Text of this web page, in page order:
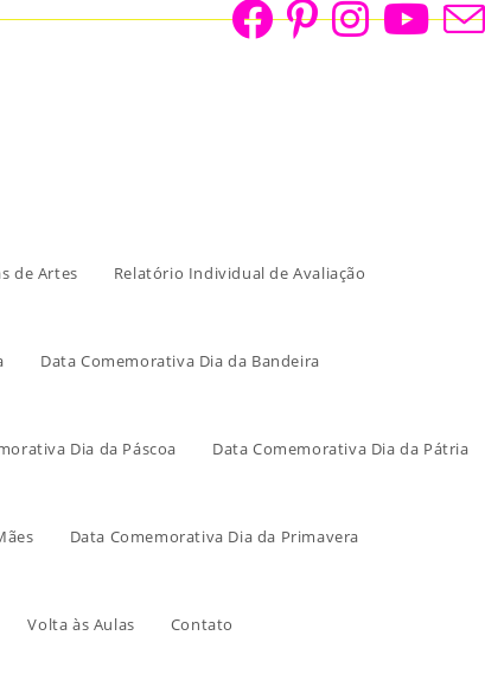
de Artes Relatório Individual de Avaliação
Data Comemorativa Dia da Bandeira
Dia da Páscoa Data Comemorativa Dia da Pátria
Data Comemorativa Dia da Primavera
Volta às Aulas Contato